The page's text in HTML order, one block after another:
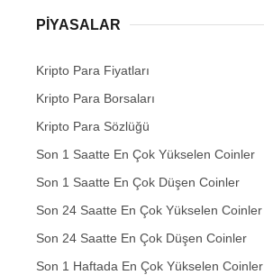
PIYASALAR
Kripto Para Fiyatları
Kripto Para Borsaları
Kripto Para Sözlüğü
Son 1 Saatte En Çok Yükselen Coinler
Son 1 Saatte En Çok Düşen Coinler
Son 24 Saatte En Çok Yükselen Coinler
Son 24 Saatte En Çok Düşen Coinler
Son 1 Haftada En Çok Yükselen Coinler